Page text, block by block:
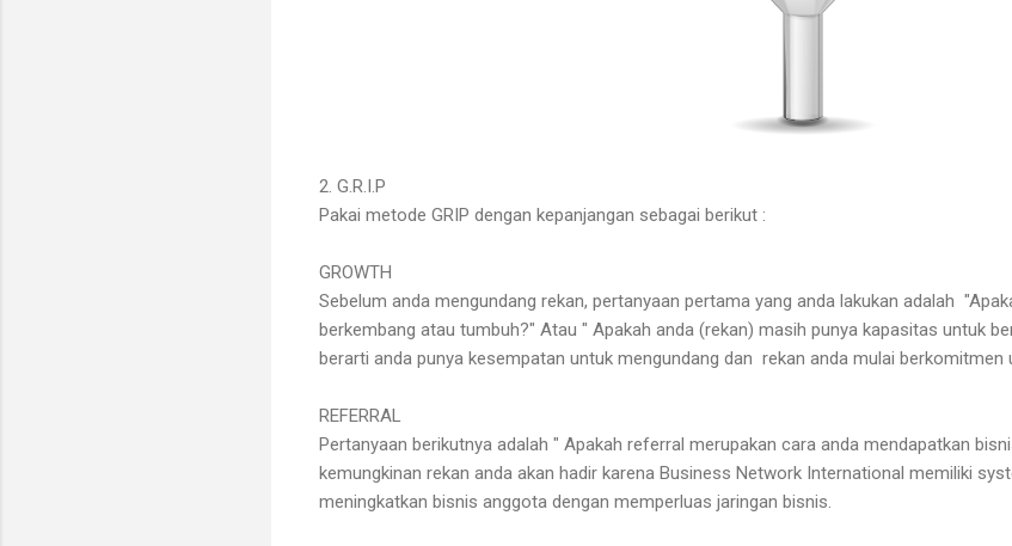
2. G.R.I.P
Pakai metode GRIP dengan kepanjangan sebagai berikut :
GROWTH
Sebelum anda mengundang rekan, pertanyaan pertama yang anda lakukan adalah
berkembang atau tumbuh?" Atau " Apakah anda (rekan) masih punya kapasitas untuk
berarti anda punya kesempatan untuk mengundang dan rekan anda mulai berkomitmen
REFERRAL
Pertanyaan berikutnya adalah " Apakah referral merupakan cara anda mendapatkan
kemungkinan rekan anda akan hadir karena Business Network International memiliki
meningkatkan bisnis anggota dengan memperluas jaringan bisnis.